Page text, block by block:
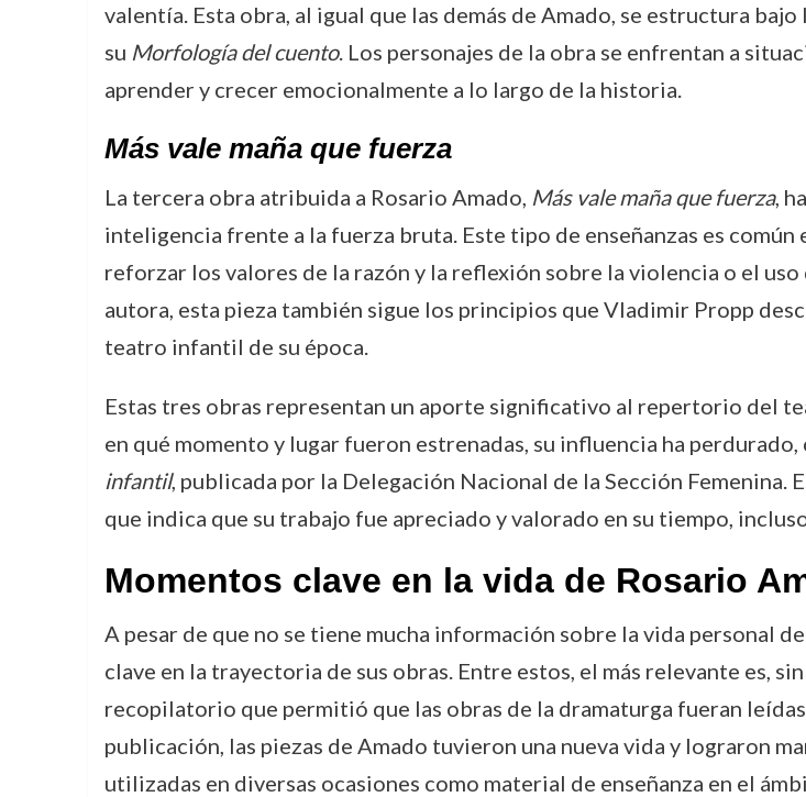
valentía. Esta obra, al igual que las demás de Amado, se estructura
su Morfología del cuento. Los personajes de la obra se enfrentan a
aprender y crecer emocionalmente a lo largo de la historia.
Más vale maña que fuerza
La tercera obra atribuida a Rosario Amado, Más vale maña que fuerza,
inteligencia frente a la fuerza bruta. Este tipo de enseñanzas es
reforzar los valores de la razón y la reflexión sobre la violencia o el
autora, esta pieza también sigue los principios que Vladimir Propp
teatro infantil de su época.
Estas tres obras representan un aporte significativo al repertorio del
en qué momento y lugar fueron estrenadas, su influencia ha
infantil, publicada por la Delegación Nacional de la Sección
que indica que su trabajo fue apreciado y valorado en su tiempo,
Momentos clave en la vida de Rosario
A pesar de que no se tiene mucha información sobre la vida personal
clave en la trayectoria de sus obras. Entre estos, el más relevante es,
recopilatorio que permitió que las obras de la dramaturga fueran
publicación, las piezas de Amado tuvieron una nueva vida y lograron
utilizadas en diversas ocasiones como material de enseñanza en el